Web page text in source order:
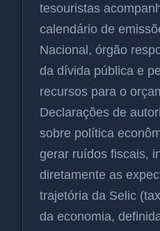
tesouristas
calendário de
Nacional, órgão
da dívida pública e
recursos para o
Declarações de
sobre política
gerar ruídos fiscais,
diretamente as
trajetória da Selic
da economia,